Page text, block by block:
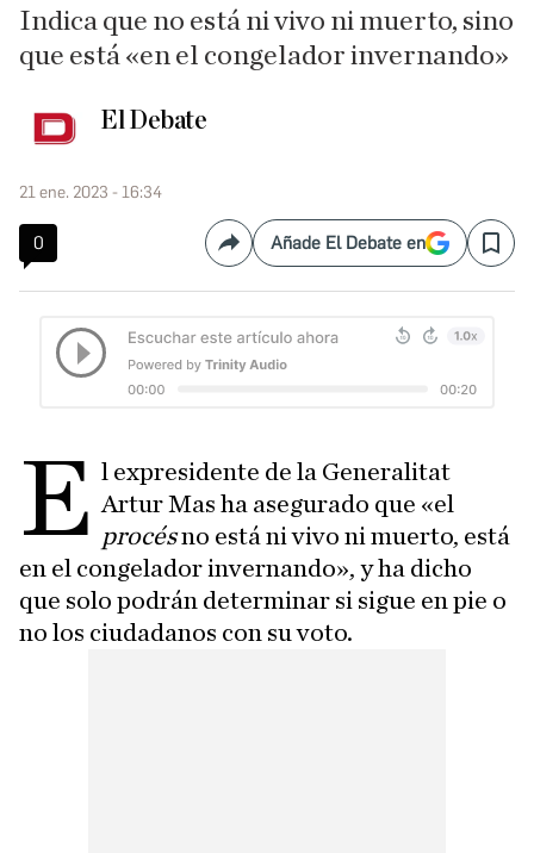
Indica que no está ni vivo ni muerto, sino
que está «en el congelador invernando»
El Debate
21 ene. 2023 - 16:34
0 CompartirAñade El Debate en Save
E l expresidente de la Generalitat
Artur Mas ha asegurado que «el
procésno está ni vivo ni muerto, está
en el congelador invernando», y ha dicho
que solo podrán determinar si sigue en pie o
no los ciudadanos con su voto.